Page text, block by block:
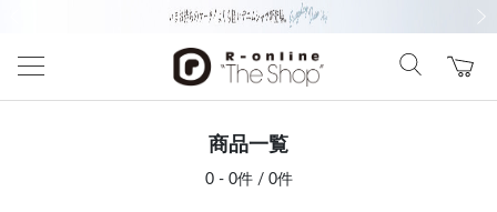
商品一覧
0 - 0件 / 0件